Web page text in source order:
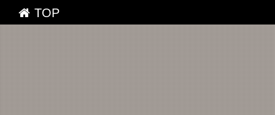
TOP